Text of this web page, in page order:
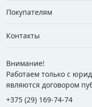
Покупателям
Контакты
Внимание!
Работаем только с
являются договором
+375 (29) 169-74-74